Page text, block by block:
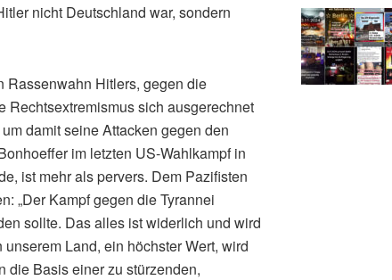
nicht Deutschland war, sondern
Rassenwahn Hitlers, gegen die
Rechtsextremismus sich ausgerechnet
damit seine Attacken gegen den
im letzten US-Wahlkampf in
ist mehr als pervers. Dem Pazifisten
„Der Kampf gegen die Tyrannei
sollte. Das alles ist widerlich und wird
Land, ein höchster Wert, wird
die Basis einer zu stürzenden,